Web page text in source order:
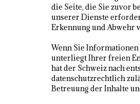
die Seite, die Sie zuvor
unserer Dienste
Erkennung und Abwehr
Wenn Sie
unterliegt Ihrer freien
hat der Schweiz nach
datenschutzrechtlich
Betreuung der Inhalte